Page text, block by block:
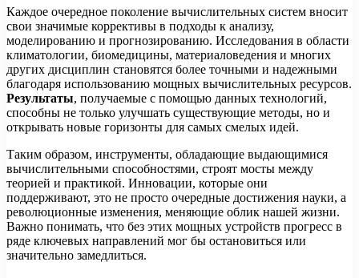
Каждое очередное поколение вычислительных систем вносит
свои значимые коррективы в подходы к анализу,
моделированию и прогнозированию. Исследования в области
климатологии, биомедицины, материаловедения и многих
других дисциплин становятся более точными и надежными
благодаря использованию мощных вычислительных ресурсов.
Результаты, получаемые с помощью данных технологий,
способны не только улучшать существующие методы, но и
открывать новые горизонты для самых смелых идей.
Таким образом, инструменты, обладающие выдающимися
вычислительными способностями, строят мосты между
теорией и практикой. Инновации, которые они
поддерживают, это не просто очередные достижения науки, а
революционные изменения, меняющие облик нашей жизни.
Важно понимать, что без этих мощных устройств прогресс в
ряде ключевых направлений мог бы остановиться или
значительно замедлиться.